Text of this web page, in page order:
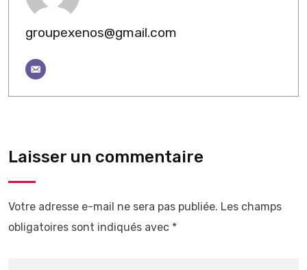
groupexenos@gmail.com
Laisser un commentaire
Votre adresse e-mail ne sera pas publiée. Les champs
obligatoires sont indiqués avec *